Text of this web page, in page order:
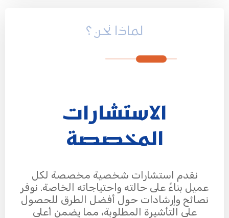
لماذا نحن ؟
الاستشارات
المخصصة
نقدم استشارات شخصية مخصصة لكل
عميل بناءً على حالته واحتياجاته الخاصة. نوفر
نصائح وإرشادات حول أفضل الطرق للحصول
على التأشيرة المطلوبة، مما يضمن أعلى